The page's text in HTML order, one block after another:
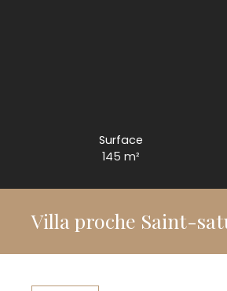
Surface
145 m²
Villa proche Saint-